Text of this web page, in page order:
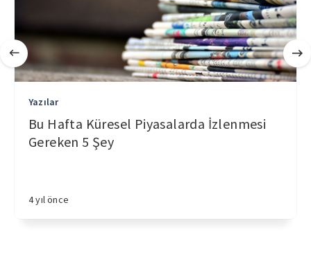
Yazılar
Bu Hafta Küresel Piyasalarda İzlenmesi
Gereken 5 Şey
4 yıl önce